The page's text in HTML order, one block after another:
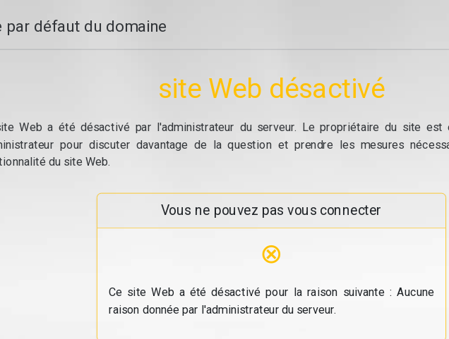
par défaut du domaine
site Web désactivé
Web a été désactivé par l'administrateur du serveur. Le propriétaire du site est
pour discuter davantage de la question et prendre les mesures
du site Web.
Vous ne pouvez pas vous connecter
⊗
Ce site Web a été désactivé pour la raison suivante : Aucune
raison donnée par l'administrateur du serveur.